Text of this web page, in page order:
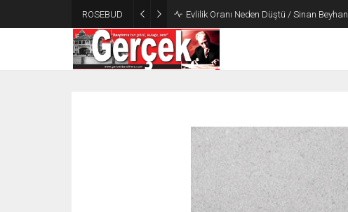
ROSEBUD Evlilik Oranı Neden Düştü / Sinan Beyhan